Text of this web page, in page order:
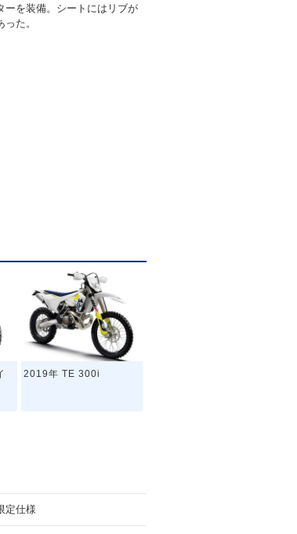
ーを装備。シートにはリブが
た。
2019年 TE 300i
定仕様